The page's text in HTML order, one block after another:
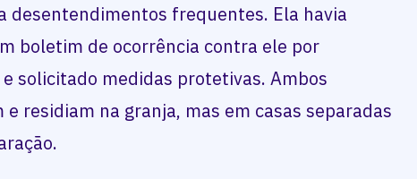
desentendimentos frequentes. Ela havia
boletim de ocorrência contra ele por
solicitado medidas protetivas. Ambos
residiam na granja, mas em casas separadas